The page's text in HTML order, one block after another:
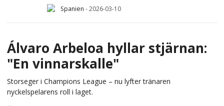
Spanien -2026-03-10
Álvaro Arbeloa hyllar stjärnan:
"En vinnarskalle"
Storseger i Champions League – nu lyfter tränaren
nyckelspelarens roll i laget.